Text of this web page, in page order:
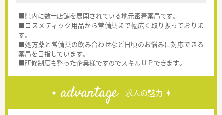
■県内に数十店舗を展開されている地元密着薬局です。
■コスメティック用品から常備薬まで幅広く取り扱っておりま
す。
■処方薬と常備薬の飲み合わせなど日頃のお悩みに対応できる
薬局を目指しています。
■研修制度も整った企業様ですのでスキルＵＰできます。
advantage 求人の魅力